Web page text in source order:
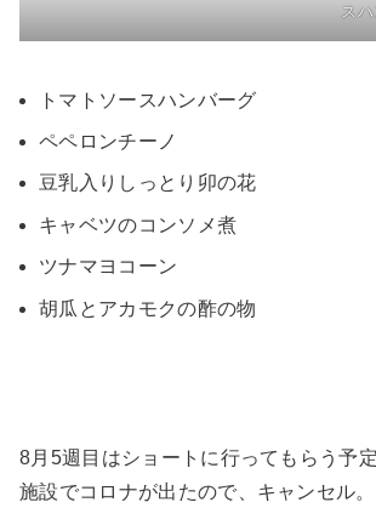
スハ
トマトソースハンバーグ
ペペロンチーノ
豆乳入りしっとり卯の花
キャベツのコンソメ煮
ツナマヨコーン
胡瓜とアカモクの酢の物
8月5週目はショートに行ってもらう予
施設でコロナが出たので、キャンセル。